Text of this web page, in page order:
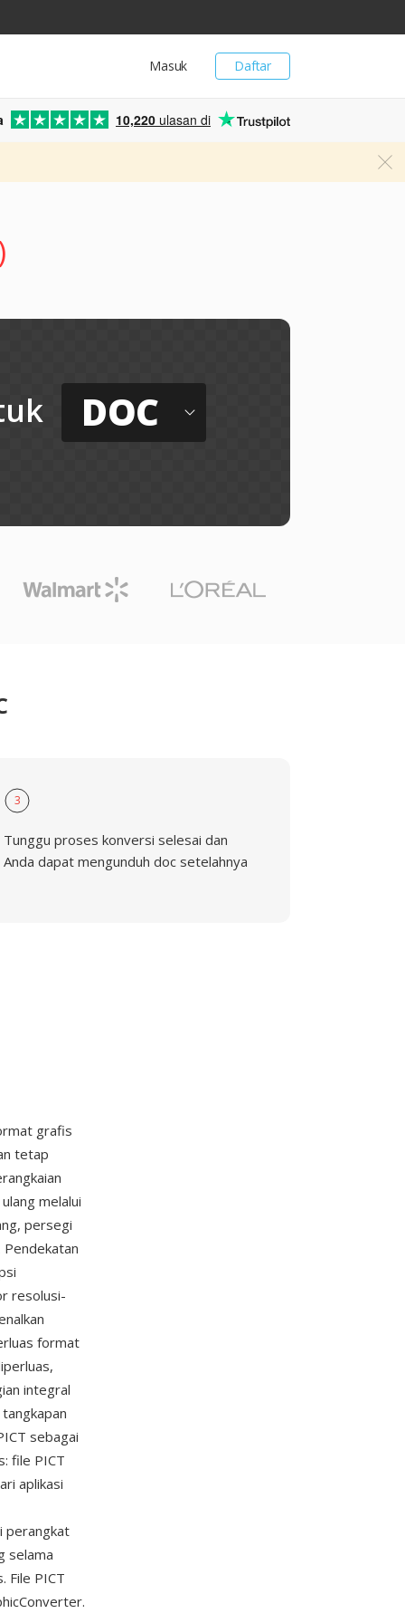
Daftar
Masuk
10,220 ulasan di
DOC
3
Tunggu proses konversi selesai dan
Anda dapat mengunduh doc setelahnya
grafis
tetap
melalui
persegi
resolusi-
format
integral
sebagai
file PICT
aplikasi
perangkat
selama
File PICT